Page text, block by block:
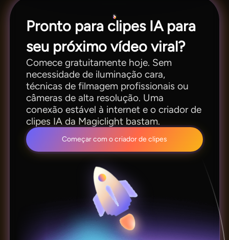
Pronto para clipes IA para
seu próximo vídeo viral?
Comece gratuitamente hoje. Sem
necessidade de iluminação cara,
técnicas de filmagem profissionais ou
câmeras de alta resolução. Uma
conexão estável à internet e o criador de
clipes IA da Magiclight bastam.
Começar com o criador de clipes